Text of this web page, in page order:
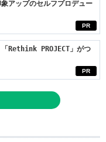
PR
アップのセルフプロデュー
PR
Rethink PROJECT」がつ